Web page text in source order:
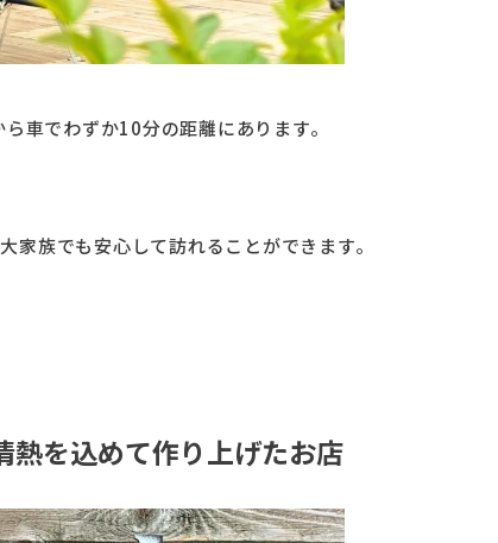
車でわずか10分の距離にあります。
族でも安心して訪れることができます。
熱を込めて作り上げたお店